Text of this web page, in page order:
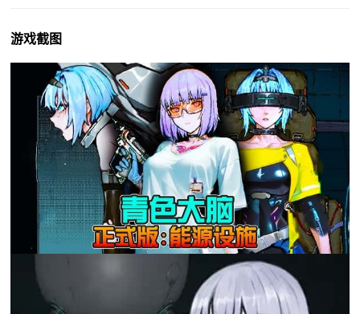
游戏截图